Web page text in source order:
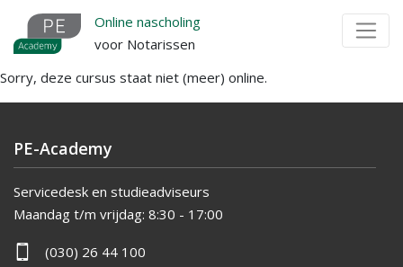
Overslaan
naar
de
inhoud
Online nascholing
voor Notarissen
Sorry, deze cursus staat niet (meer) online.
PE-Academy
Servicedesk en studieadviseurs
Maandag t/m vrijdag: 8:30 - 17:00
(030) 26 44 100